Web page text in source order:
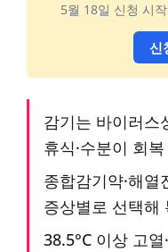
5월 18일 신청 시
신
감기는 바이러스
휴식·수분이 회
종합감기약·해열
증상별로 선택해
38.5°C 이상 고